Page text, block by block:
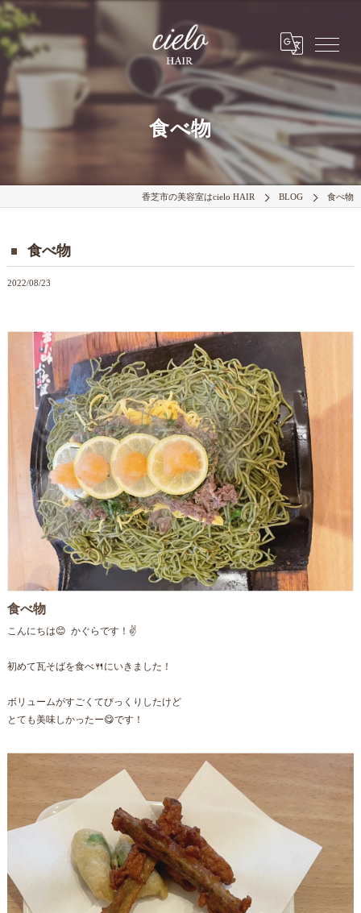
食べ物
香芝市の美容室はcielo HAIR BLOG 食べ物
食べ物
2022/08/23
食べ物
こんにちは😊 かぐらです！✌️
初めて瓦そばを食べ🍴にいきました！
ボリュームがすごくてびっくりしたけど
とても美味しかったー😋です！